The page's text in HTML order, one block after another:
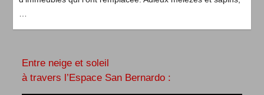
Entre neige et soleil
à travers l’Espace San Bernardo :